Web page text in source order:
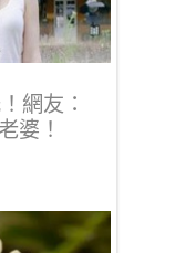
網友：
婆！